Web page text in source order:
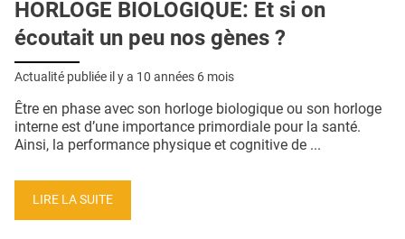
HORLOGE BIOLOGIQUE: Et si on
écoutait un peu nos gènes ?
Actualité publiée il y a 10 années 6 mois
Être en phase avec son horloge biologique ou son horloge
interne est d’une importance primordiale pour la santé.
Ainsi, la performance physique et cognitive de ...
LIRE LA SUITE